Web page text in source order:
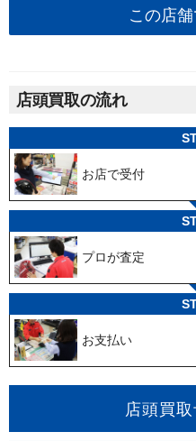
この店
店頭買取の流れ
お店で受付
プロが査定
お支払い
店頭買